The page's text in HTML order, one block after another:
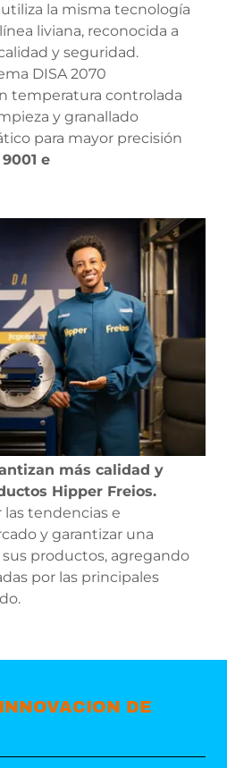
la misma tecnología
liviana, reconocida a
y seguridad.
DISA 2070
temperatura controlada
y granallado
para mayor precisión
e
más calidad y
Hipper Freios.
las tendencias e
y garantizar una
productos, agregando
por las principales
DE